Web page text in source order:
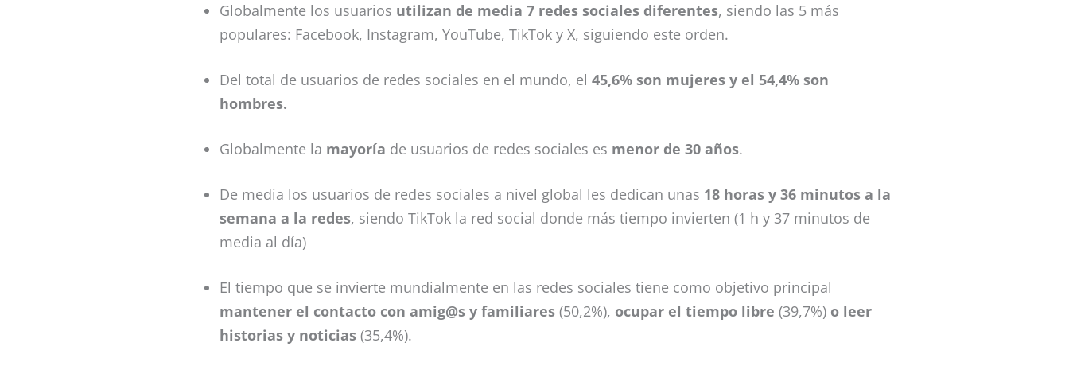
Globalmente los usuarios utilizan de media 7 redes sociales diferentes, siendo las 5 más
populares: Facebook, Instagram, YouTube, TikTok y X, siguiendo este orden.
Del total de usuarios de redes sociales en el mundo, el 45,6% son mujeres y el 54,4% son
hombres.
Globalmente la mayoría de usuarios de redes sociales es menor de 30 años.
De media los usuarios de redes sociales a nivel global les dedican unas 18 horas y 36 minutos a la
semana a la redes, siendo TikTok la red social donde más tiempo invierten (1 h y 37 minutos de
media al día)
El tiempo que se invierte mundialmente en las redes sociales tiene como objetivo principal
mantener el contacto con amig@s y familiares (50,2%), ocupar el tiempo libre (39,7%) o leer
historias y noticias (35,4%).